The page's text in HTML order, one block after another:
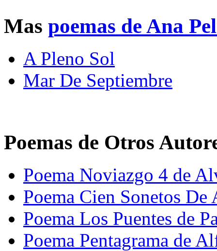
Mas poemas de Ana
A Pleno Sol
Mar De Septiembre
Poemas de Otros
Poema Noviazgo 4 de
Poema Cien Sonetos
Poema Los Puentes de
Poema Pentagrama de